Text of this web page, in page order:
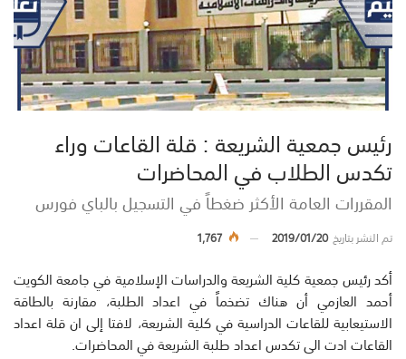
رئيس جمعية الشريعة : قلة القاعات وراء
تكدس الطلاب في المحاضرات
المقررات العامة الأكثر ضغطاً في التسجيل بالباي فورس
تم النشر بتاريخ2019/01/20
1,767
أكد رئيس جمعية كلية الشريعة والدراسات الإسلامية في جامعة الكويت
أحمد العازمي أن هناك تضخماً في اعداد الطلبة، مقارنة بالطاقة
الاستيعابية للقاعات الدراسية في كلية الشريعة، لافتا إلى ان قلة اعداد
القاعات ادت الى تكدس اعداد طلبة الشريعة في المحاضرات.